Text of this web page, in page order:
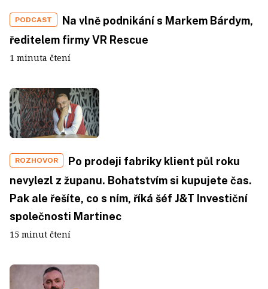
PODCAST
Na vlně podnikání s Markem Bárdym,
ředitelem firmy VR Rescue
1 minuta čtení
ROZHOVOR
Po prodeji fabriky klient půl roku
nevylezl z županu. Bohatstvím si kupujete čas.
Pak ale řešíte, co s ním, říká šéf J&T Investiční
společnosti Martinec
15 minut čtení